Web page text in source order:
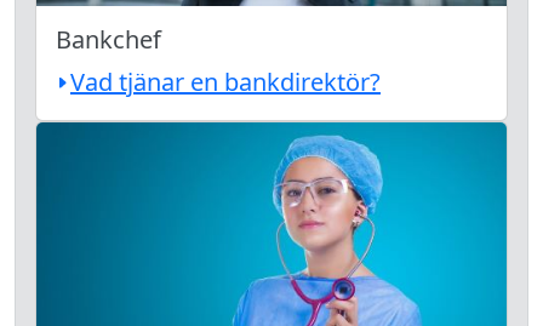
Bankchef
Vad tjänar en bankdirektör?